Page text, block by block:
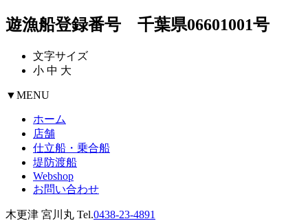
遊漁船登録番号 千葉県06601001号
文字サイズ
小 中 大
▼MENU
ホーム
店舗
仕立船・乗合船
堤防渡船
Webshop
お問い合わせ
木更津 宮川丸 Tel.0438-23-4891